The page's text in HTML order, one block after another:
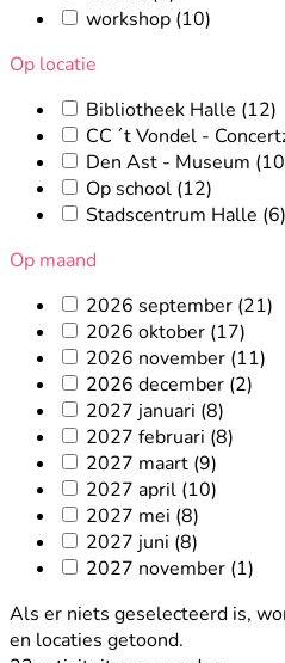
workshop (10)
Op locatie
Bibliotheek Halle (12)
CC ´t Vondel -
Den Ast - Museum
Op school (12)
Stadscentrum Halle (6)
Op maand
2026 september (21)
2026 oktober (17)
2026 november (11)
2026 december (2)
2027 januari (8)
2027 februari (8)
2027 maart (9)
2027 april (10)
2027 mei (8)
2027 juni (8)
2027 november (1)
Als er niets geselecteerd is,
en locaties getoond.